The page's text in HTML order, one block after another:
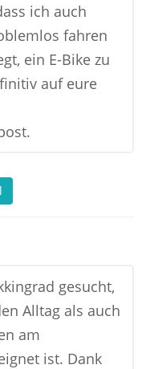
ich auch
fahren
ein E-Bike zu
auf eure
gesucht,
Alltag als auch
am
ist. Dank